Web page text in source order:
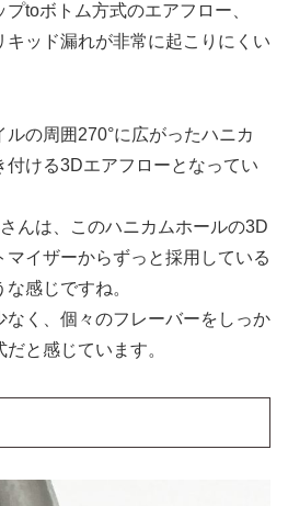
toボトム方式のエアフロー、
キッド漏れが非常に起こりにくい
の周囲270°に広がったハニカ
付ける3Dエアフローとなってい
んは、このハニカムホールの3D
イザーからずっと採用している
感じですね。
なく、個々のフレーバーをしっか
と感じています。